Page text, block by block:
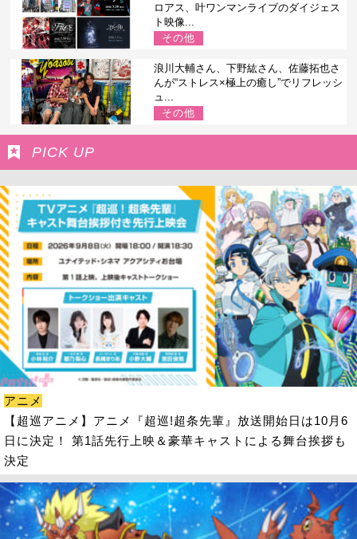
ロアス、叶ワンマンライブのダイジェス
ト映像...
その他
浪川大輔さん、下野紘さん、佐藤拓也さ
んが“ストレス×極上の癒し”でリフレッシ
ュ...
その他
PICK UP
アニメ
【超巡アニメ】アニメ『超巡!超条先輩』放送開始日は10月6
日に決定！ 第1話先行上映＆豪華キャストによる舞台挨拶も
決定